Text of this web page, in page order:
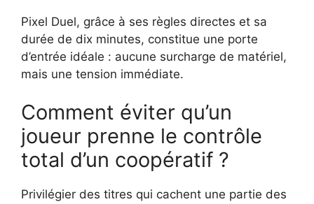
Pixel Duel, grâce à ses règles directes et sa
durée de dix minutes, constitue une porte
d’entrée idéale : aucune surcharge de matériel,
mais une tension immédiate.
Comment éviter qu’un
joueur prenne le contrôle
total d’un coopératif ?
Privilégier des titres qui cachent une partie des